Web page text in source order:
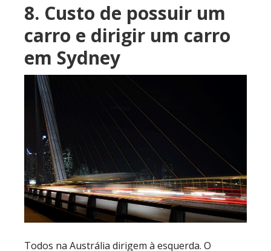
8. Custo de possuir um
carro e dirigir um carro
em Sydney
Todos na Austrália dirigem à esquerda. O